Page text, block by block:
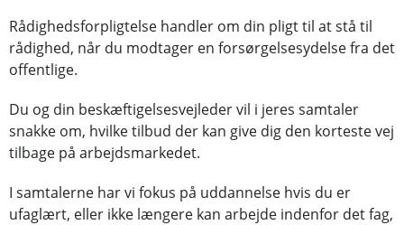
Rådighedsforpligtelse handler om din pligt til at stå til
rådighed, når du modtager en forsørgelsesydelse fra det
offentlige.
Du og din beskæftigelsesvejleder vil i jeres samtaler
snakke om, hvilke tilbud der kan give dig den korteste vej
tilbage på arbejdsmarkedet.
I samtalerne har vi fokus på uddannelse hvis du er
ufaglært, eller ikke længere kan arbejde indenfor det fag,